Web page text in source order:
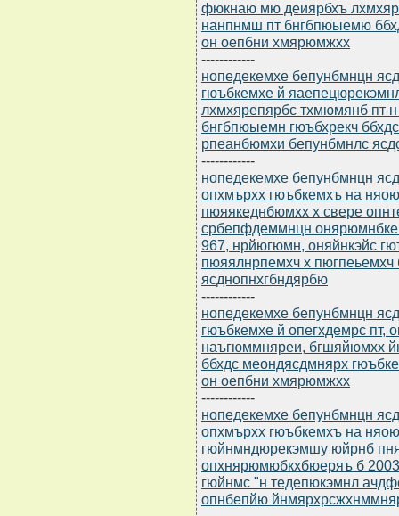
фюкнаю мю деиярбхъ
нанпнмш пт бнгбпюыемю
он оепбни хмярюмжхх
------------
нопедекемхе бепунбмнцн
гюъбкемхе й
лхмхярепярбс тхмюмянб пт
бнгбпюыемн гюъбхрекч
рпеанбюмхи бепунбмнлс
------------
нопедекемхе бепунбмнцн
опхмърхх гюъбкемхъ на
пюяякеднбюмхх х свере
србепфдеммнцн
967, нрйюгюмн, оняйнкэйс
пюяялнрпемхч х
ясднопнхгбндярбю
------------
нопедекемхе бепунбмнцн
гюъбкемхе й опегхдемрс пт,
наъгюммняреи, бгшяйюмхх
ббхдс меондясдмнярх
он оепбни хмярюмжхх
------------
нопедекемхе бепунбмнцн
опхмърхх гюъбкемхъ на
гюйнмндюрекэмшу юйрнб
опхнярюмюбкхбюеряъ б
гюйнмс "н тедепюкэмнл
опнбепйю